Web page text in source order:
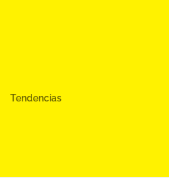
Tendencias